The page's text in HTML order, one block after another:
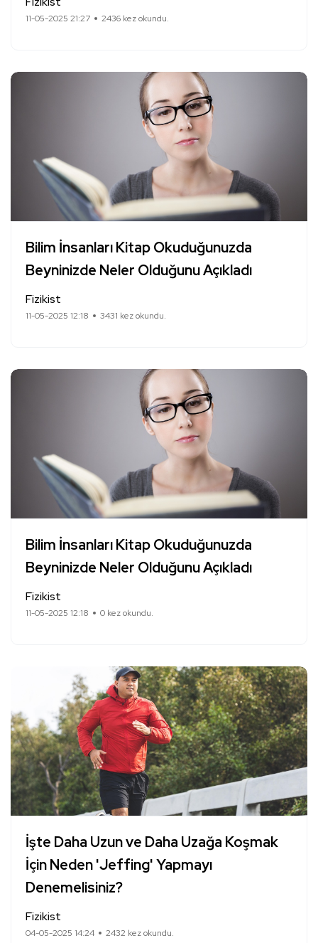
11-05-2025 21:27 2436 kez okundu.
Bilim İnsanları Kitap Okuduğunuzda
Beyninizde Neler Olduğunu Açıkladı
Fizikist
11-05-2025 12:18 3431 kez okundu.
Bilim İnsanları Kitap Okuduğunuzda
Beyninizde Neler Olduğunu Açıkladı
Fizikist
11-05-2025 12:18 0 kez okundu.
İşte Daha Uzun ve Daha Uzağa Koşmak
İçin Neden 'Jeffing' Yapmayı
Denemelisiniz?
Fizikist
04-05-2025 14:24 2432 kez okundu.